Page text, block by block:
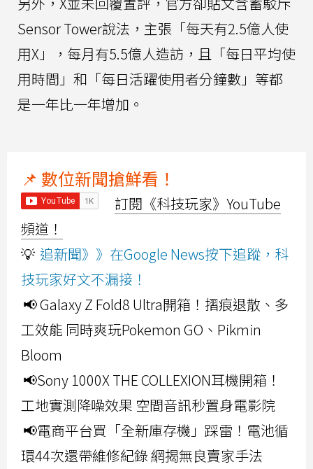
Sensor Tower說法，主張「每天有2.5億人使
用X」，每月有5.5億人造訪，且「每日平均使
用時間」和「每日活躍使用者分鐘數」等都
是一年比一年增加。
📌 數位新聞搶鮮看！
訂閱《科技玩家》YouTube
頻道！
💡 追新聞》》在Google News按下追蹤，科
技玩家好文不漏接！
📢 Galaxy Z Fold8 Ultra開箱！摺痕退散、多
工效能 同時爽玩Pokemon GO、Pikmin
Bloom
📢Sony 1000X THE COLLEXION耳機開箱！
工地實測降噪效果 空間音訊秒置身電影院
📢電商平台買「全新庫存機」踩雷！電池循
環44次還帶維修紀錄 網揭無良賣家手法